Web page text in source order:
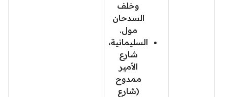
وخلف
السدحان
مول.
السليمانية،
شارع
الأمير
ممدوح
(شارع